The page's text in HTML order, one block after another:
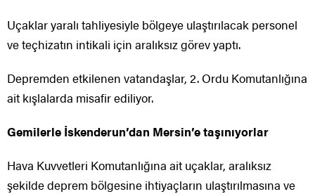
Uçaklar yaralı tahliyesiyle bölgeye ulaştırılacak personel
ve teçhizatın intikali için aralıksız görev yaptı.
Depremden etkilenen vatandaşlar, 2. Ordu Komutanlığına
ait kışlalarda misafir ediliyor.
Gemilerle İskenderun’dan Mersin’e taşınıyorlar
Hava Kuvvetleri Komutanlığına ait uçaklar, aralıksız
şekilde deprem bölgesine ihtiyaçların ulaştırılmasına ve